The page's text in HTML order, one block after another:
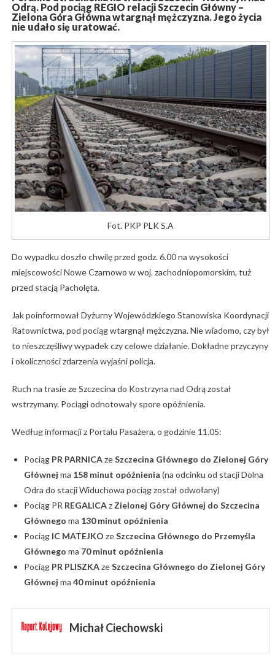
Odrą. Pod pociąg REGIO relacji Szczecin Główny –
Zielona Góra Główna wtargnął mężczyzna. Jego życia
nie udało się uratować.
Fot. PKP PLK S.A
Do wypadku doszło chwilę przed godz. 6.00 na wysokości
miejscowości Nowe Czarnowo w woj. zachodniopomorskim, tuż
przed stacją Pacholęta.
Jak poinformował Dyżurny Wojewódzkiego Stanowiska Koordynacji
Ratownictwa, pod pociąg wtargnął mężczyzna. Nie wiadomo, czy był
to nieszczęśliwy wypadek czy celowe działanie. Dokładne przyczyny
i okoliczności zdarzenia wyjaśni policja.
Ruch na trasie ze Szczecina do Kostrzyna nad Odrą został
wstrzymany. Pociągi odnotowały spore opóźnienia.
Według informacji z Portalu Pasażera, o godzinie 11.05:
Pociąg PR PARNICAzeSzczecina Głównego do Zielonej Góry
Głównej ma 158 minut opóźnienia (na odcinku od stacji Dolna
Odra do stacji Widuchowa pociąg został odwołany)
Pociąg PR REGALICAzZielonej Góry Głównej do Szczecina
Głównego ma 130 minut opóźnienia
PociągIC MATEJKO zeSzczecina Głównego do Przemyśla
Głównego ma 70 minut opóźnienia
Pociąg PR PLISZKAzeSzczecina Głównego do Zielonej Góry
Głównej ma 40 minut opóźnienia
Michał Ciechowski